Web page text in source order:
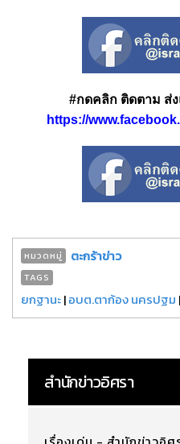
#กดคลิก ติดตาม ส่
https://
หมวดหมู่ ตะกร้าข่าว
TAGS
ยกฐานะ|อบต.ตาก้อง นครปฐม |
สำนักข่าวอิศรา